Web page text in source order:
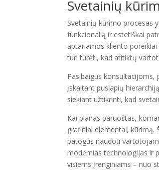
Svetainių
Svetainių kūrimo procesas
funkcionalią ir estetiškai
aptariamos kliento
turi turėti, kad atitiktų
Pasibaigus konsultacijoms,
įskaitant puslapių
siekiant užtikrinti, kad
Kai planas paruoštas,
grafiniai elementai,
patogus naudoti
modernias technologijas ir
visiems įrenginiams – nuo